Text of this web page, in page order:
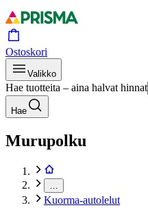
Ostoskori
Valikko
Hae tuotteita – aina halvat hinnat
Hae
Murupolku
Kuorma-autolelut